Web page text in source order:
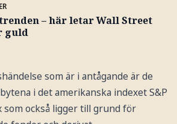
19%
0% 6% 90% -32%
1%
164% 132% 153%-53%
-28% -28% -13% -47%
37% 0% 25% -39%
– här letar Wall Street
guld
som är i antågande är de
i det amerikanska indexet S&P
som också ligger till grund för